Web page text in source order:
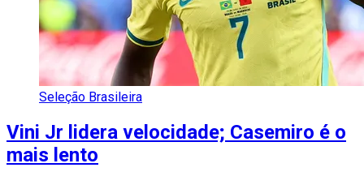
Seleção Brasileira
Vini Jr lidera velocidade; Casemiro é o
mais lento